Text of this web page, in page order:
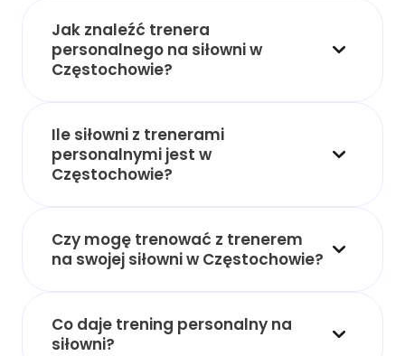
Jak znaleźć trenera
personalnego na siłowni w
Częstochowie?
Ile siłowni z trenerami
personalnymi jest w
Częstochowie?
Czy mogę trenować z trenerem
na swojej siłowni w Częstochowie?
Co daje trening personalny na
siłowni?